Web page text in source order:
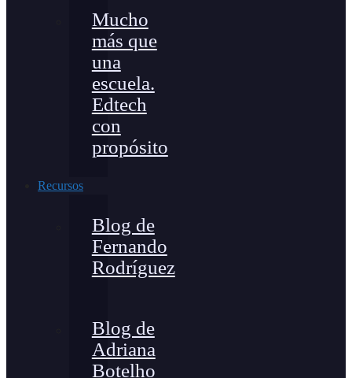
Mucho
más que
una
escuela.
Edtech
con
propósito
Recursos
Blog de
Fernando
Rodríguez
Blog de
Adriana
Botelho